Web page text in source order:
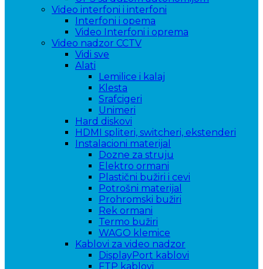
Video interfoni i interfoni
Interfoni i opema
Video Interfoni i oprema
Video nadzor CCTV
Vidi sve
Alati
Lemilice i kalaj
Klesta
Srafcigeri
Unimeri
Hard diskovi
HDMI spliteri, switcheri, ekstenderi
Instalacioni materijal
Dozne za struju
Elektro ormani
Plastični bužiri i cevi
Potrošni materijal
Prohromski bužiri
Rek ormani
Termo bužiri
WAGO klemice
Kablovi za video nadzor
DisplayPort kablovi
FTP kablovi